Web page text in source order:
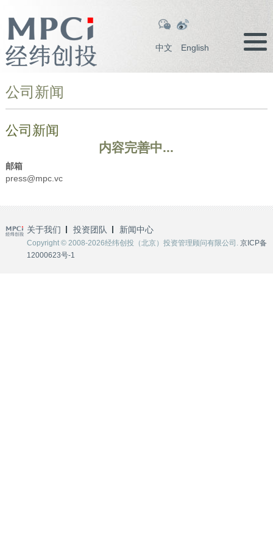
中文 English
公司新闻
公司新闻
内容完善中...
邮箱
press@mpc.vc
关于我们 投资团队 新闻中心
Copyright © 2008-2026经纬创投（北京）投资管理顾问有限公司. 京ICP备
12000623号-1